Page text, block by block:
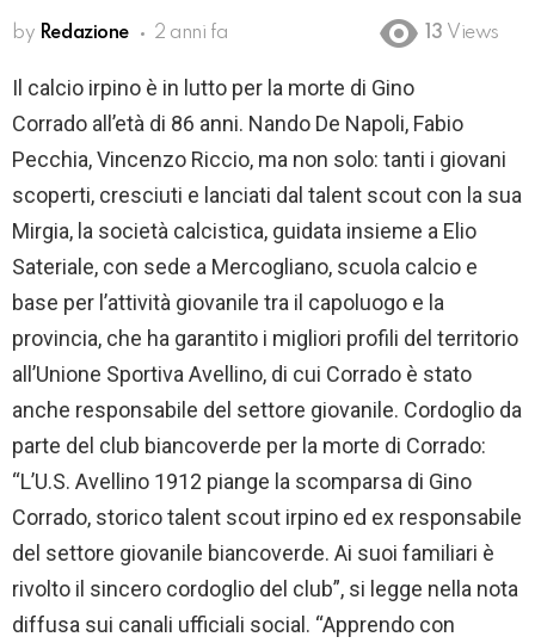
by Redazione 2 anni fa 13 Views
Il calcio irpino è in lutto per la morte di Gino
Corrado all’età di 86 anni. Nando De Napoli, Fabio
Pecchia, Vincenzo Riccio, ma non solo: tanti i giovani
scoperti, cresciuti e lanciati dal talent scout con la sua
Mirgia, la società calcistica, guidata insieme a Elio
Sateriale, con sede a Mercogliano, scuola calcio e
base per l’attività giovanile tra il capoluogo e la
provincia, che ha garantito i migliori profili del territorio
all’Unione Sportiva Avellino, di cui Corrado è stato
anche responsabile del settore giovanile. Cordoglio da
parte del club biancoverde per la morte di Corrado:
“L’U.S. Avellino 1912 piange la scomparsa di Gino
Corrado, storico talent scout irpino ed ex responsabile
del settore giovanile biancoverde. Ai suoi familiari è
rivolto il sincero cordoglio del club”, si legge nella nota
diffusa sui canali ufficiali social. “Apprendo con